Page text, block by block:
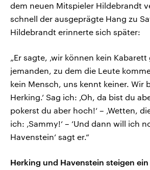
dem neuen Mitspieler Hildebrandt
schnell der ausgeprägte Hang zu
Hildebrandt erinnerte sich später:
„Er sagte, ‚wir können kein
jemanden, zu dem die Leute
kein Mensch, uns kennt keiner. Wir
Herking.‘ Sag ich: ‚Oh, da bist du
pokerst du aber hoch!‘ – ‚Wetten,
ich: ‚Sammy!‘ – ‘Und dann will ich
Havenstein‘ sagt er.“
Herking und Havenstein steigen ein